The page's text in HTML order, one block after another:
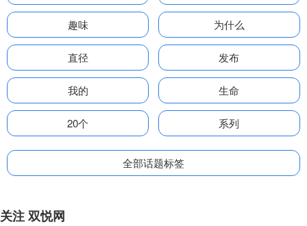
趣味 为什么
直径 发布
我的 生命
20个 系列
全部话题标签
关注 双悦网